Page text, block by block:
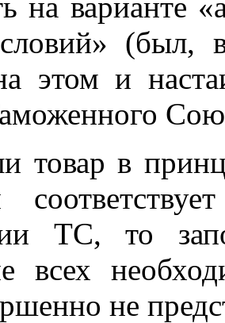
(был,
этом и
в
ТС, то
всех
не